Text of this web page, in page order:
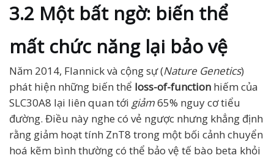
3.2 Một bất ngờ: biến thể
mất chức năng lại bảo vệ
Năm 2014, Flannick và cộng sự (Nature Genetics)
phát hiện những biến thể loss-of-function hiếm của
SLC30A8 lại liên quan tới giảm65% nguy cơ tiểu
đường. Điều này nghe có vẻ ngược nhưng khẳng định
rằng giảm hoạt tính ZnT8 trong một bối cảnh chuyển
hoá kẽm bình thường có thể bảo vệ tế bào beta khỏi